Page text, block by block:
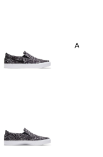
Anasayfa